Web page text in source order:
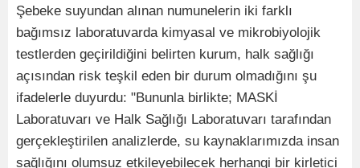
Şebeke suyundan alınan numunelerin iki farklı
bağımsız laboratuvarda kimyasal ve mikrobiyolojik
testlerden geçirildiğini belirten kurum, halk sağlığı
açısından risk teşkil eden bir durum olmadığını şu
ifadelerle duyurdu: "Bununla birlikte; MASKİ
Laboratuvarı ve Halk Sağlığı Laboratuvarı tarafından
gerçekleştirilen analizlerde, su kaynaklarımızda insan
sağlığını olumsuz etkileyebilecek herhangi bir kirletici